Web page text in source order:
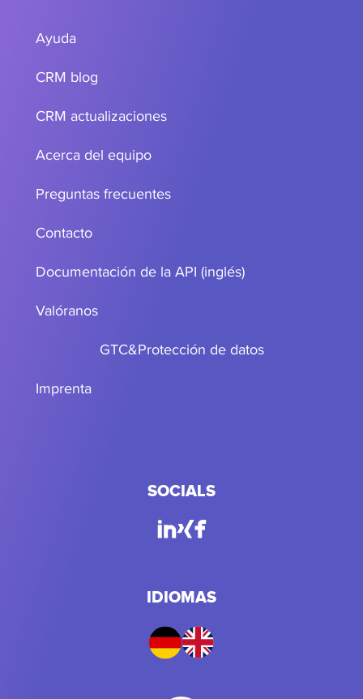
Ayuda
CRM blog
CRM actualizaciones
Acerca del equipo
Preguntas frecuentes
Contacto
Documentación de la API (inglés)
Valóranos
GTC&Protección de datos
Imprenta
SOCIALS
IDIOMAS